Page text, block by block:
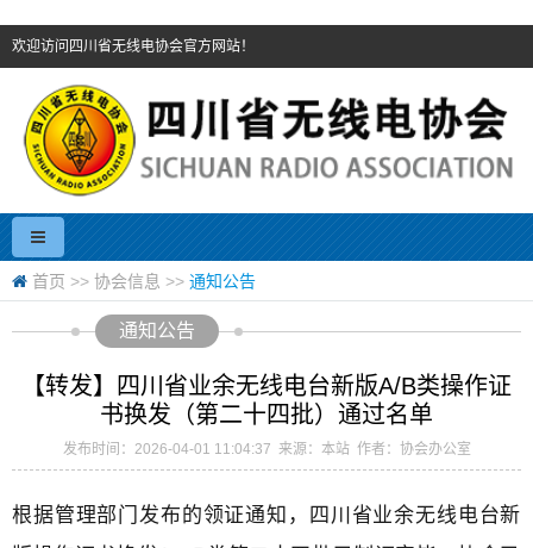
欢迎访问四川省无线电协会官方网站！
首页 >> 协会信息 >> 通知公告
通知公告
【转发】四川省业余无线电台新版A/B类操作证
书换发（第二十四批）通过名单
发布时间：2026-04-01 11:04:37 来源：本站 作者：协会办公室
根据管理部门发布的领证通知， 四川省业余无线电台新